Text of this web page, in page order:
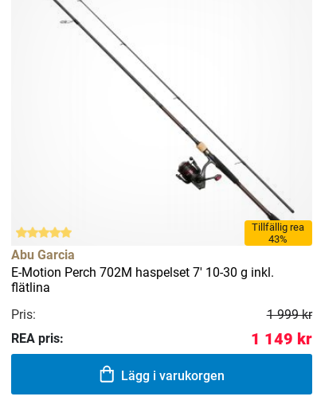
Tillfällig rea
43%
Abu Garcia
E-Motion Perch 702M haspelset 7' 10-30 g inkl.
flätlina
Pris:
1 999 kr
REA pris:
1 149 kr
Lägg i varukorgen